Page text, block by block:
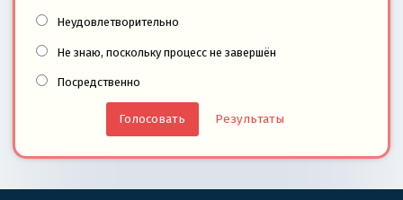
Неудовлетворительно
Не знаю, поскольку процесс не завершён
Посредственно
Результаты